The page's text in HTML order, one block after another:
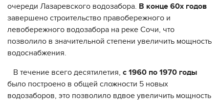
очереди Лазаревского водозабора. В конце 60х годов
завершено строительство правобережного и
левобережного водозабора на реке Сочи, что
позволило в значительной степени увеличить мощность
водоснабжения.
В течение всего десятилетия, с 1960 по 1970 годы
было построено в общей сложности 5 новых
водозаборов, это позволило вдвое увеличить мощность